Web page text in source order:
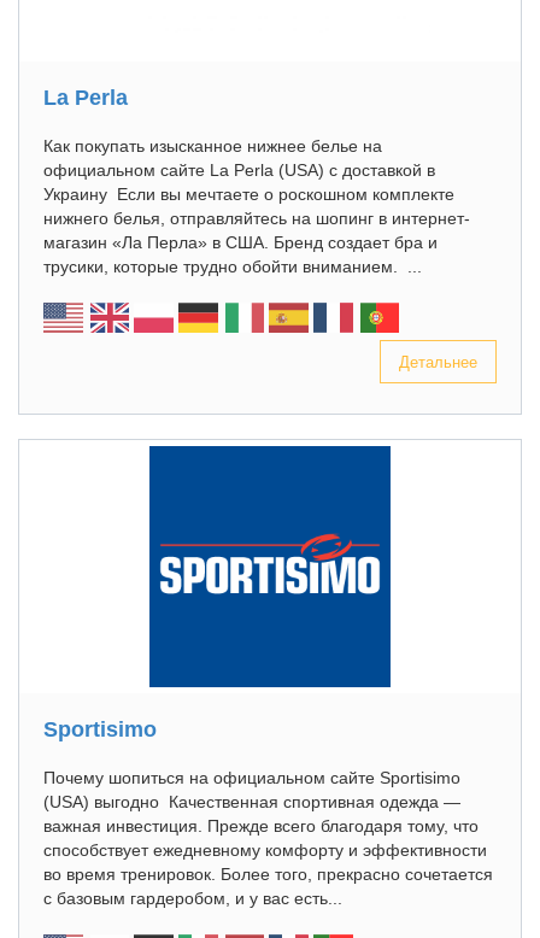
La Perla
Как покупать изысканное нижнее белье на
официальном сайте La Perla (USA) с доставкой в
Украину Если вы мечтаете о роскошном комплекте
нижнего белья, отправляйтесь на шопинг в интернет-
магазин «Ла Перла» в США. Бренд создает бра и
трусики, которые трудно обойти вниманием. ...
Детальнее
Sportisimo
Почему шопиться на официальном сайте Sportisimo
(USA) выгодно Качественная спортивная одежда —
важная инвестиция. Прежде всего благодаря тому, что
способствует ежедневному комфорту и эффективности
во время тренировок. Более того, прекрасно сочетается
с базовым гардеробом, и у вас есть...